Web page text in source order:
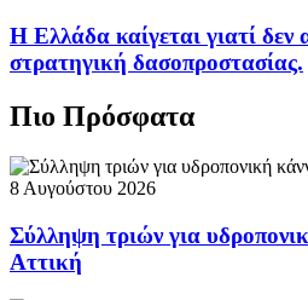
Η Ελλάδα καίγεται γιατί δεν
στρατηγική δασοπροστασίας.
Πιο Πρόσφατα
8 Αυγούστου 2026
Σύλληψη τριών για
Αττική